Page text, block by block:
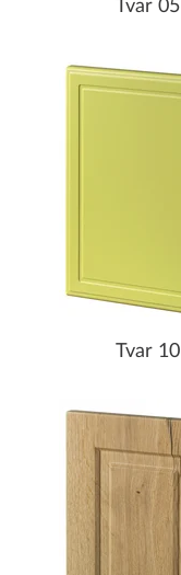
Tvar 05
Tvar 10